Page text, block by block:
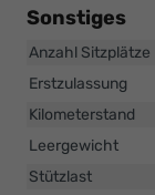
Sonstiges
Anzahl Sitzplätze
Erstzulassung
Kilometerstand
Leergewicht
Stützlast